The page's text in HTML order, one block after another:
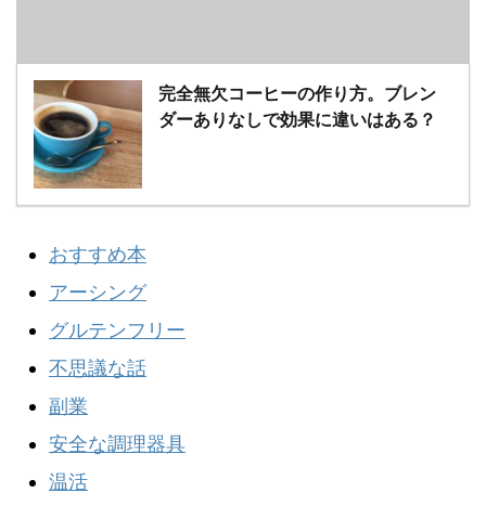
完全無欠コーヒーの作り方。ブレン
ダーありなしで効果に違いはある？
おすすめ本
アーシング
グルテンフリー
不思議な話
副業
安全な調理器具
温活